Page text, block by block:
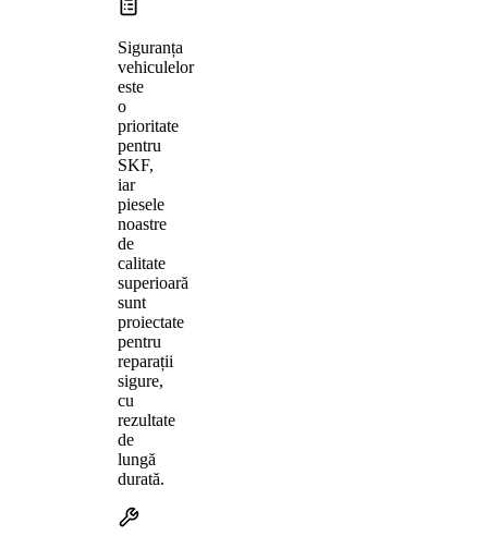
Siguranța
vehiculelor
este
o
prioritate
pentru
SKF,
iar
piesele
noastre
de
calitate
superioară
sunt
proiectate
pentru
reparații
sigure,
cu
rezultate
de
lungă
durată.